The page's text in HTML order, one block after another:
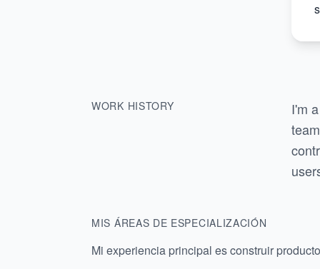
WORK HISTORY
I'm
MIS ÁREAS DE ESPECIALIZACIÓN
Mi experiencia principal es construir